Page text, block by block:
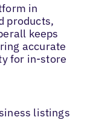
in
products,
keeps
accurate
for in-store
listings